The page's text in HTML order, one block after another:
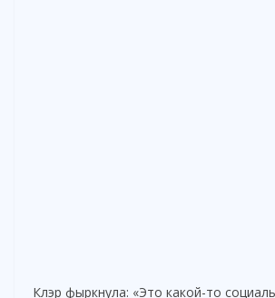
Клэр фыркнула: «Это какой-то